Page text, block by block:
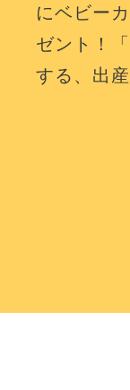
にベビー
ゼント！
する、出